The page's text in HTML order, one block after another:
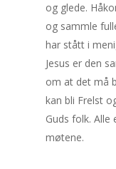
og glede.
og sammle
har stått i
Jesus er den
om at det må
kan bli Frelst
Guds folk. Alle
møtene.